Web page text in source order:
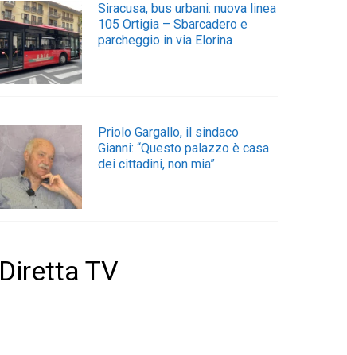
Siracusa, bus urbani: nuova linea
105 Ortigia – Sbarcadero e
parcheggio in via Elorina
Priolo Gargallo, il sindaco
Gianni: “Questo palazzo è casa
dei cittadini, non mia”
Diretta TV